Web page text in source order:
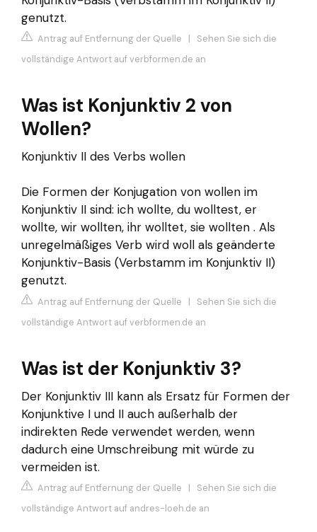
genutzt.
Antrag auf Entfernung der Quelle | Sehen Sie sich die
vollständige Antwort auf verbformen.de an
Was ist Konjunktiv 2 von
Wollen?
Konjunktiv II des Verbs wollen
Die Formen der Konjugation von wollen im
Konjunktiv II sind: ich wollte, du wolltest, er
wollte, wir wollten, ihr wolltet, sie wollten . Als
unregelmäßiges Verb wird woll als geänderte
Konjunktiv-Basis (Verbstamm im Konjunktiv II)
genutzt.
Antrag auf Entfernung der Quelle | Sehen Sie sich die
vollständige Antwort auf verbformen.de an
Was ist der Konjunktiv 3?
Der Konjunktiv III kann als Ersatz für Formen der
Konjunktive I und II auch außerhalb der
indirekten Rede verwendet werden, wenn
dadurch eine Umschreibung mit würde zu
vermeiden ist.
Antrag auf Entfernung der Quelle | Sehen Sie sich die
vollständige Antwort auf andres-loeh.de an